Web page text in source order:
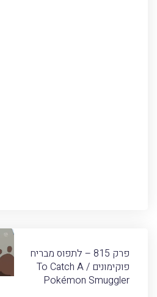
פרק 815 – לתפוס מבריח
פוקימונים / To Catch A
Pokémon Smuggler